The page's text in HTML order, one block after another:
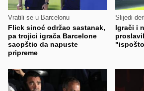
Vratili se u Barcelonu
Flick sinoć održao sastanak,
pa trojici igrača Barcelone
saopštio da napuste
pripreme
Slijedi
Igrači i